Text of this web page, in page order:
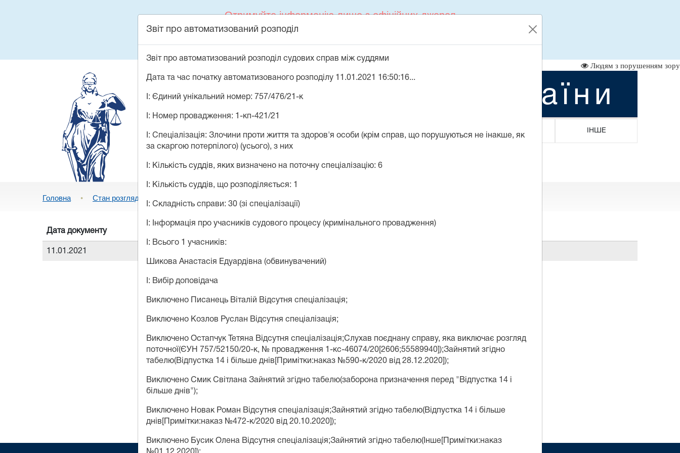
Отримуйте інформацію лише з офіційних джерел
Єдиний Контакт-центр судової влади України 044 207-35-46
Людям з порушенням зору
Судова влада України
СУДОВА ВЛАДА СПРАВИ
СИСТЕМИ
ІНШЕ
Головна • Стан розгляду справ
Дата документу
11.01.2021
Звіт про автоматизований розподіл
Звіт про автоматизований розподіл судових справ між суддями
Дата та час початку автоматизованого розподілу 11.01.2021 16:50:16...
I: Єдиний унікальний номер: 757/476/21-к
I: Номер провадження: 1-кп-421/21
I: Спеціалізація: Злочини проти життя та здоров'я особи (крім справ, що порушуються не інакше, як
за скаргою потерпілого) (усього), з них
I: Кількість суддів, яких визначено на поточну спеціалізацію: 6
I: Кількість суддів, що розподіляється: 1
I: Складність справи: 30 (зі спеціалізації)
I: Інформація про учасників судового процесу (кримінального провадження)
I: Всього 1 учасників:
Шикова Анастасія Едуардівна (обвинувачений)
I: Вибір доповідача
Виключено Писанець Віталій Відсутня спеціалізація;
Виключено Козлов Руслан Відсутня спеціалізація;
Виключено Остапчук Тетяна Відсутня спеціалізація;Слухав поєднану справу, яка виключає розгляд
поточної(ЄУН 757/52150/20-к, № провадження 1-кс-46074/20[2606;55589940]);Зайнятий згідно
табелю(Відпустка 14 і більше днів[Примітки:наказ №590-к/2020 від 28.12.2020]);
Виключено Смик Світлана Зайнятий згідно табелю(заборона призначення перед "Відпустка 14 і
більше днів");
Виключено Новак Роман Відсутня спеціалізація;Зайнятий згідно табелю(Відпустка 14 і більше
днів[Примітки:наказ №472-к/2020 від 20.10.2020]);
Виключено Бусик Олена Відсутня спеціалізація;Зайнятий згідно табелю(Інше[Примітки:наказ